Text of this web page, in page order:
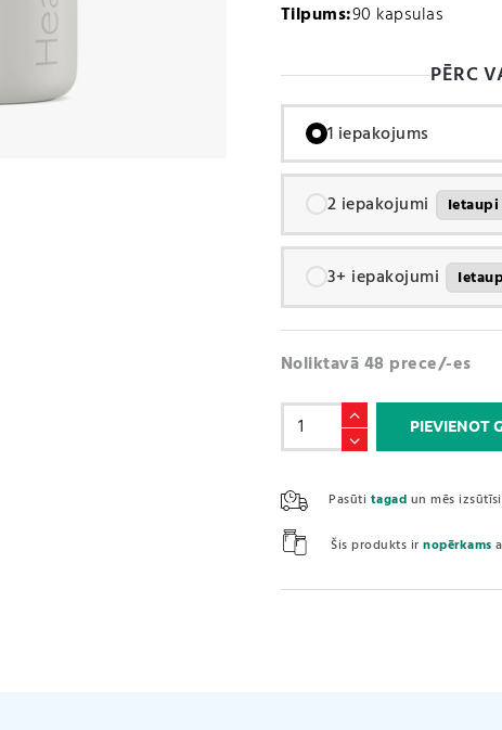
Tilpums:90 kapsulas
PĒRC
1 iepakojums
2 iepakojumi
3+ iepakojumi
Noliktavā 48 prece/-es
Zivju
eļļa
Omega-
3
ultra
(90
PIEVIENOT
Pasūti tagad un mēs
Šis produkts irnopērkams